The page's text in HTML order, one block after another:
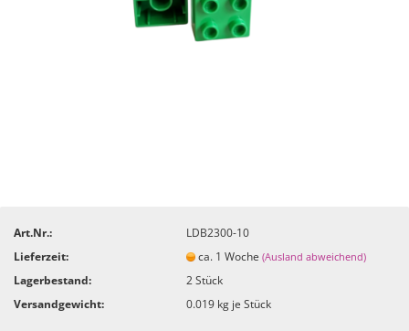
Art.Nr.:
LDB2300-10
Lieferzeit:
ca. 1 Woche(Ausland abweichend)
Lagerbestand: 2Stück
Versandgewicht:
0.019 kg je Stück